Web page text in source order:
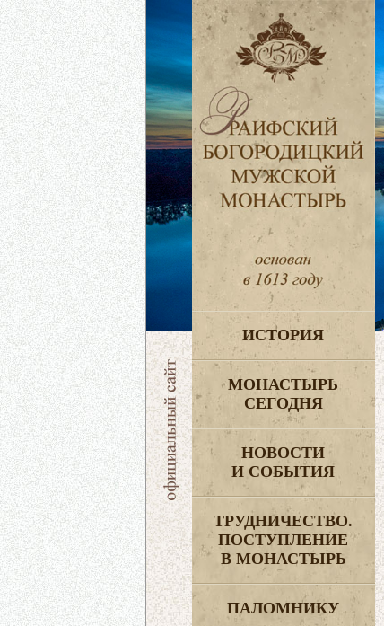
ИСТОРИЯ
МОНАСТЫРЬ
СЕГОДНЯ
НОВОСТИ
И СОБЫТИЯ
ТРУДНИЧЕСТВО.
ПОСТУПЛЕНИЕ
В МОНАСТЫРЬ
ПАЛОМНИКУ